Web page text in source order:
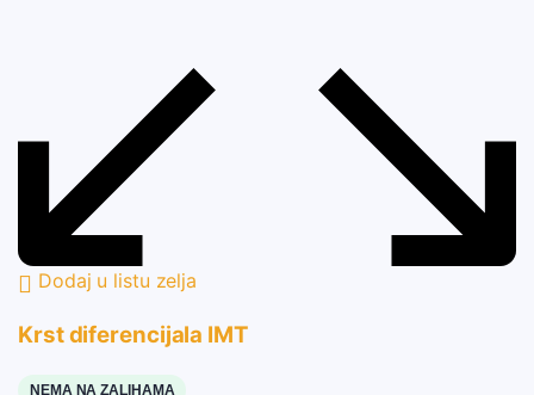
Dodaj u listu zelja
Krst diferencijala IMT
NEMA NA ZALIHAMA